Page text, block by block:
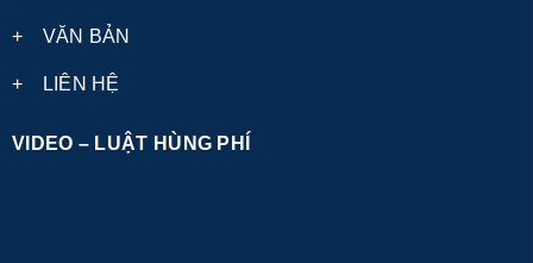
+ VĂN BẢN
+ LIÊN HỆ
VIDEO – LUẬT HÙNG PHÍ